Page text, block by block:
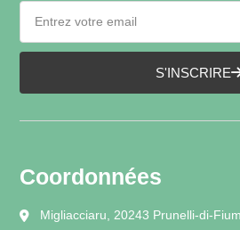
S'INSCRIRE
Coordonnées
Migliacciaru, 20243 Prunelli-di-